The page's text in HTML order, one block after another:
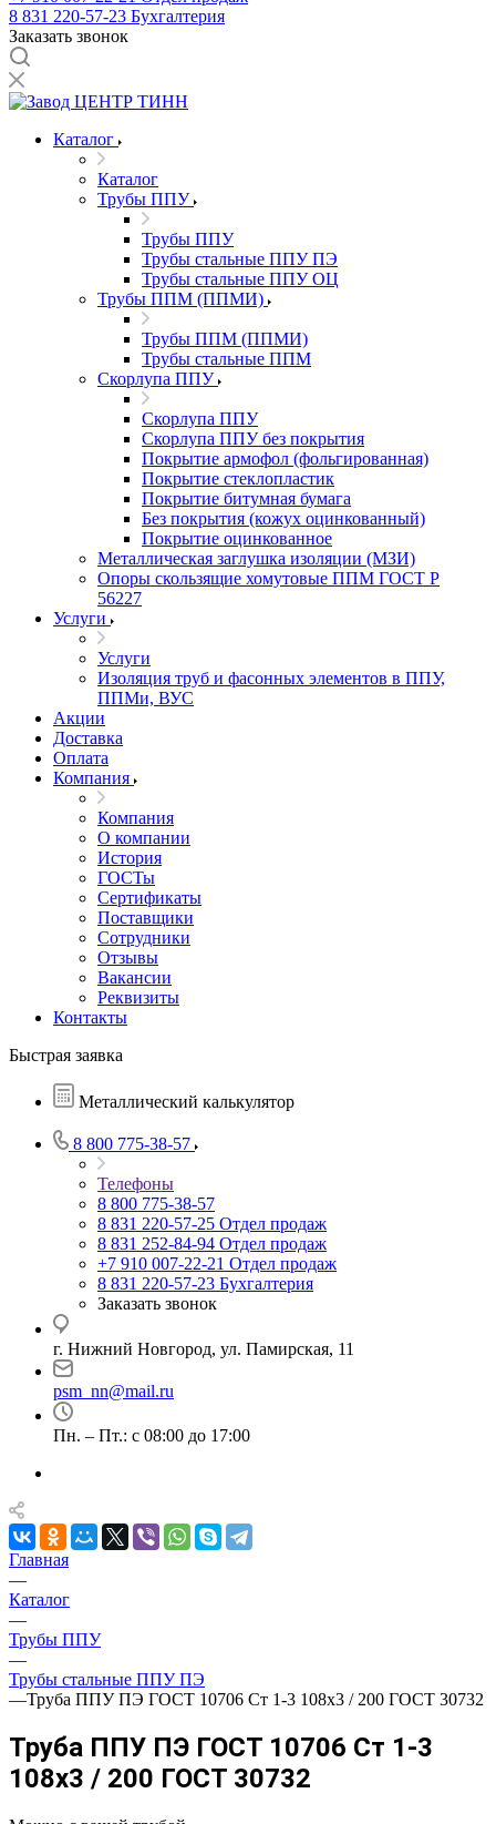
8 831 220-57-23 Бухгалтерия
Заказать звонок
Каталог
Каталог
Трубы ППУ
Трубы ППУ
Трубы стальные ППУ ПЭ
Трубы стальные ППУ ОЦ
Трубы ППМ (ППМИ)
Трубы ППМ (ППМИ)
Трубы стальные ППМ
Скорлупа ППУ
Скорлупа ППУ
Скорлупа ППУ без покрытия
Покрытие армофол (фольгированная)
Покрытие стеклопластик
Покрытие битумная бумага
Без покрытия (кожух оцинкованный)
Покрытие оцинкованное
Металлическая заглушка изоляции (МЗИ)
Опоры скользящие хомутовые ППМ ГОСТ Р
56227
Услуги
Услуги
Изоляция труб и фасонных элементов в ППУ,
ППМи, ВУС
Акции
Доставка
Оплата
Компания
Компания
О компании
История
ГОСТы
Сертификаты
Поставщики
Сотрудники
Отзывы
Вакансии
Реквизиты
Контакты
Быстрая заявка
Металлический калькулятор
8 800 775-38-57
Телефоны
8 800 775-38-57
8 831 220-57-25 Отдел продаж
8 831 252-84-94 Отдел продаж
+7 910 007-22-21 Отдел продаж
8 831 220-57-23 Бухгалтерия
Заказать звонок
г. Нижний Новгород, ул. Памирская, 11
psm_nn@mail.ru
Пн. – Пт.: с 08:00 до 17:00
Главная
—
Каталог
—
Трубы ППУ
—
Трубы стальные ППУ ПЭ
—Труба ППУ ПЭ ГОСТ 10706 Ст 1-3 108x3 / 200 ГОСТ 30732
Труба ППУ ПЭ ГОСТ 10706 Ст 1-3
108x3 / 200 ГОСТ 30732